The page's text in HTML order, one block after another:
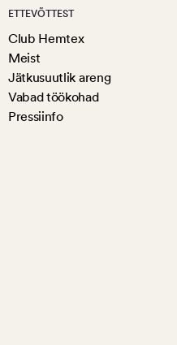
ETTEVÕTTEST
Club Hemtex
Meist
Jätkusuutlik areng
Vabad töökohad
Pressiinfo